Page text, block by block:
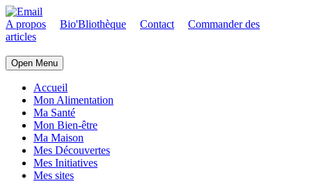
A propos Bio'Bliothèque Contact
Commander des
articles
Open Menu
Accueil
Mon Alimentation
Ma Santé
Mon Bien-être
Ma Maison
Mes Découvertes
Mes Initiatives
Mes sites